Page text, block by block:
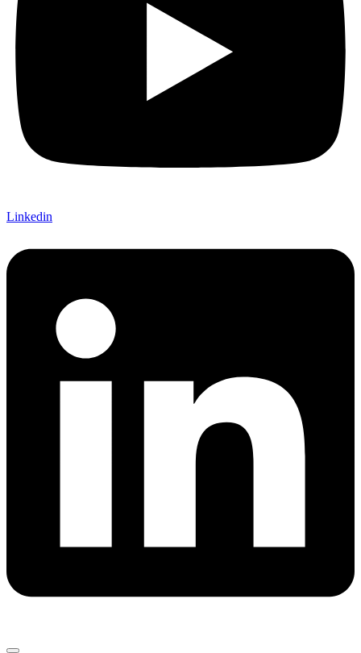
Linkedin